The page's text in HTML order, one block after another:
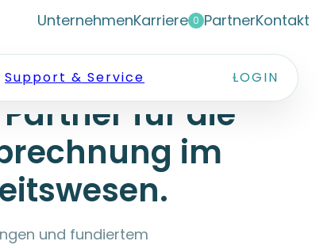
UnternehmenKarriere 0 PartnerKontakt
Support & Service LOGIN
Österreich – Ihr
für die
im
und fundiertem